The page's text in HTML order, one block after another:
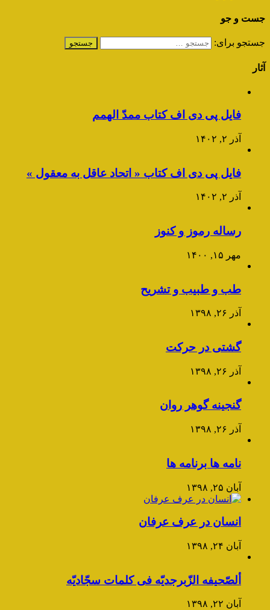
جست و جو
جستجو برای:
آثار
فایل پی دی اف کتاب ممدّ الهمم
آذر ۲, ۱۴۰۲
فایل پی دی اف کتاب « اتحاد عاقل به معقول »
آذر ۲, ۱۴۰۲
رساله رموز و کنوز
مهر ۱۵, ۱۴۰۰
طب و طبیب و تشریح
آذر ۲۶, ۱۳۹۸
گشتی در حرکت
آذر ۲۶, ۱۳۹۸
گنجینه گوهر روان
آذر ۲۶, ۱۳۹۸
نامه ها برنامه ها
آبان ۲۵, ۱۳۹۸
انسان در عرف عرفان
آبان ۲۴, ۱۳۹۸
ألصّحیفه الزّبرجدیّه فی کلمات سجّادیّه
آبان ۲۲, ۱۳۹۸